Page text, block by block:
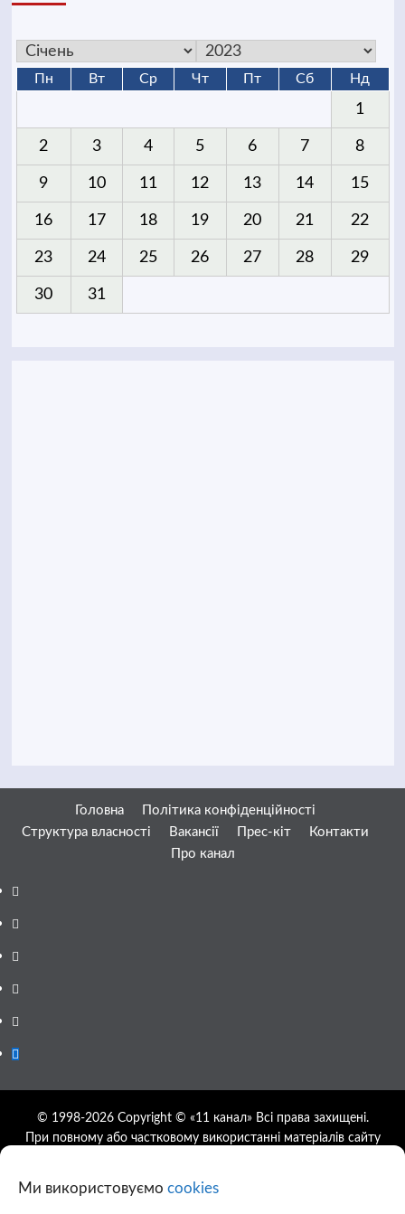
Ми використовуємо cookies
Пн Вт Ср Чт Пт Сб Нд
1
2 3 4 5 6 7 8
9 10 11 12 13 14 15
16 17 18 19 20 21 22
23 24 25 26 27 28 29
30 31
Головна
Політика конфіденційності
Структура власності
Вакансії Прес-кіт
Контакти
Про канал
Facebook
YouTube
Telegram
Instagram
Twitter
Google
© 1998-2026 Copyright © «11 канал» Всі права захищені.
При повному або частковому використанні матеріалів сайту